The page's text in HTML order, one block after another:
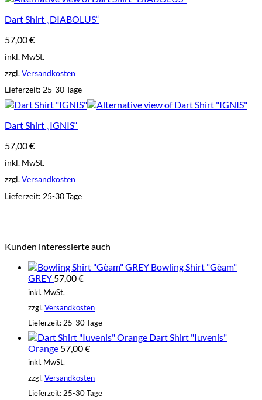
Dart Shirt „DIABOLUS“
57,00€
inkl. MwSt.
zzgl.Versandkosten
Lieferzeit: 25-30 Tage
Dart Shirt „IGNIS“
57,00€
inkl. MwSt.
zzgl.Versandkosten
Lieferzeit: 25-30 Tage
Kunden interessierte auch
Bowling Shirt "Gèam"
GREY 57,00€
inkl. MwSt.
zzgl. Versandkosten
Lieferzeit: 25-30 Tage
Dart Shirt "Iuvenis"
Orange 57,00€
inkl. MwSt.
zzgl. Versandkosten
Lieferzeit: 25-30 Tage